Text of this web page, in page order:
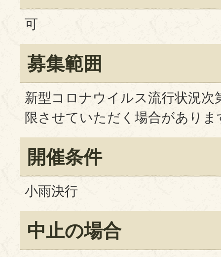
可
募集範囲
新型コロナウイルス流行状況次
限させていただく場合がありま
開催条件
小雨決行
中止の場合